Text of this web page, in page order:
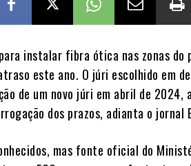
instalar fibra ótica nas zonas do
este ano. O júri escolhido em
de um novo júri em abril de 2024,
dos prazos, adianta o jornal
mas fonte oficial do